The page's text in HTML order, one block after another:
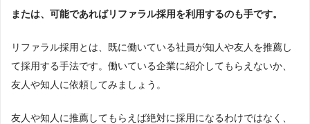
または、可能であればリファラル採用を利用するのも手です。
リファラル採用とは、既に働いている社員が知人や友人を推薦し
て採用する手法です。働いている企業に紹介してもらえないか、
友人や知人に依頼してみましょう。
友人や知人に推薦してもらえば絶対に採用になるわけではなく、